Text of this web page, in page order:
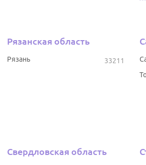
Рязанская область
33211
Рязань
Свердловская область